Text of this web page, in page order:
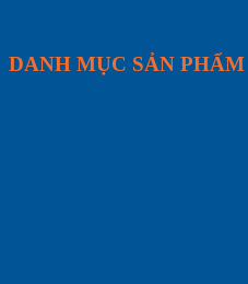
DANH MỤC SẢN PHẨM